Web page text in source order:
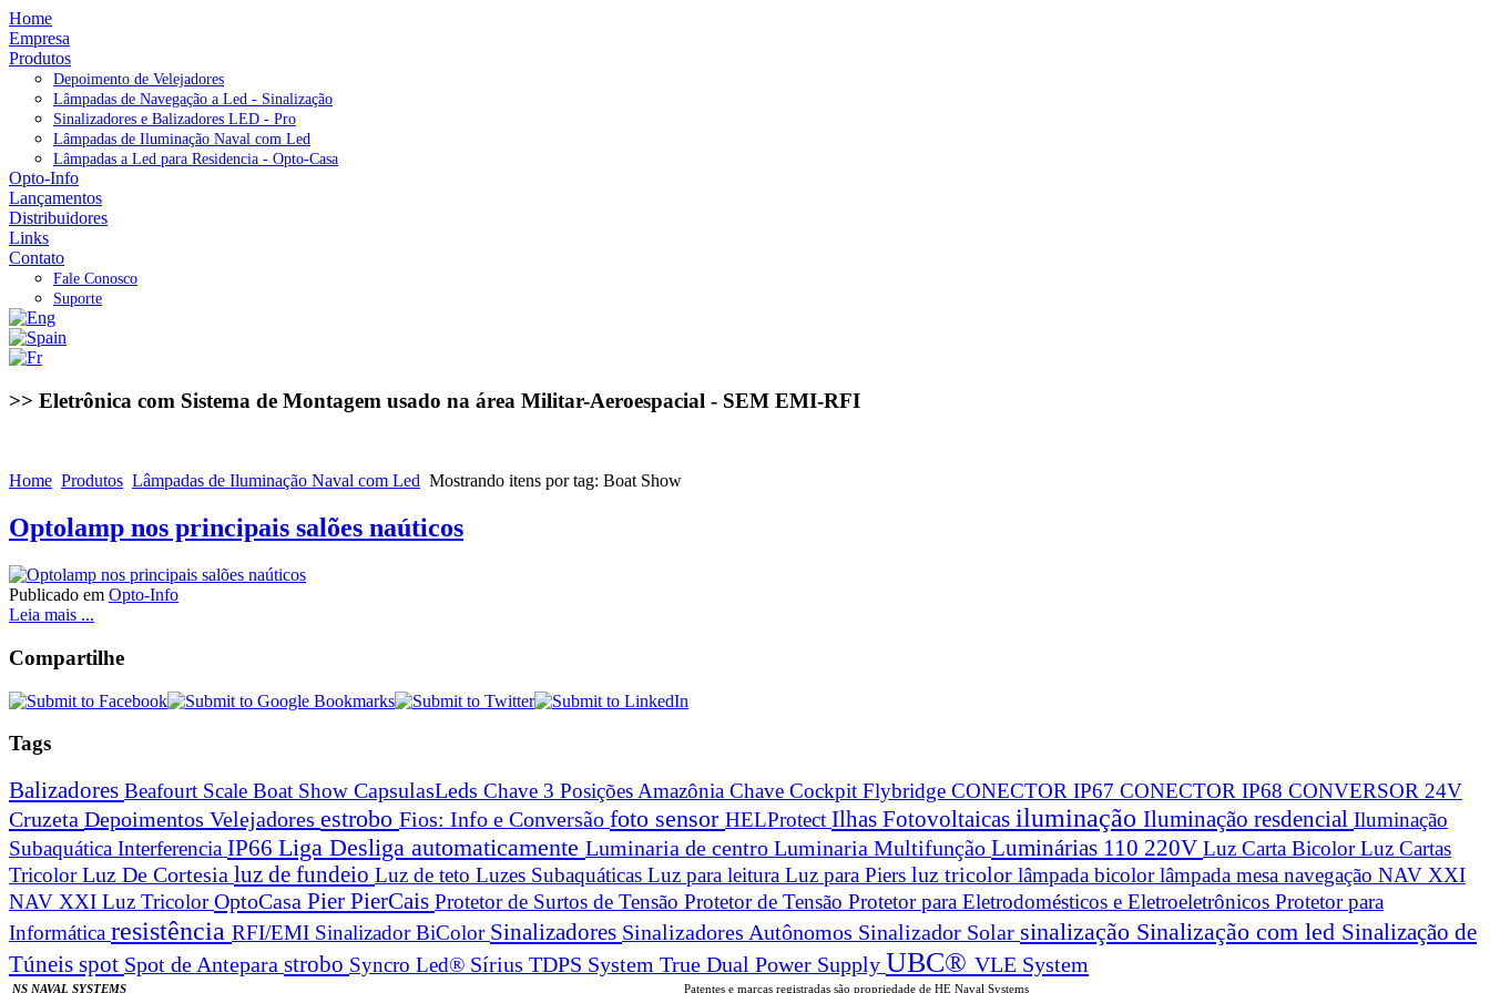
Home
Empresa
Produtos
Depoimento de Velejadores
Lâmpadas de Navegação a Led - Sinalização
Sinalizadores e Balizadores LED - Pro
Lâmpadas de Iluminação Naval com Led
Lâmpadas a Led para Residencia - Opto-Casa
Opto-Info
Lançamentos
Distribuidores
Links
Contato
Fale Conosco
Suporte
>> Eletrônica com Sistema de Montagem usado na área Militar-Aeroespacial - SEM EMI-RFI
Home Produtos Lâmpadas de Iluminação Naval com Led Mostrando itens por tag: Boat Show
Optolamp nos principais salões naúticos
Publicado em Opto-Info
Leia mais ...
Compartilhe
Tags
Balizadores Beafourt Scale Boat Show CapsulasLeds Chave 3 Posições Amazônia Chave Cockpit Flybridge CONECTOR IP67 CONECTOR IP68 CONVERSOR 24V
Cruzeta Depoimentos Velejadores estrobo Fios: Info e Conversão foto sensor HELProtect Ilhas Fotovoltaicas iluminação Iluminação resdencial Iluminação
Subaquática Interferencia IP66 Liga Desliga automaticamente Luminaria de centro Luminaria Multifunção Luminárias 110 220V Luz Carta BicolorLuz Cartas
TricolorLuz De Cortesia luz de fundeio Luz de teto Luzes Subaquáticas Luz para leitura Luz para Piers luz tricolor lâmpada bicolorlâmpada mesa navegação NAV XXI
NAV XXI Luz TricolorOptoCasa Pier PierCais Protetor de Surtos de Tensão Protetor de Tensão Protetor para Eletrodomésticos e Eletroeletrônicos Protetor para
Informática resistência RFI/EMI Sinalizador BiColor Sinalizadores Sinalizadores Autônomos Sinalizador Solar sinalização Sinalização com led Sinalização de
Túneis spot Spot de Antepara strobo Syncro Led® Sírius TDPS System True Dual Power Supply UBC® VLE System
NS NAVAL SYSTEMS Patentes e marcas registradas são propriedade de HE Naval Systems